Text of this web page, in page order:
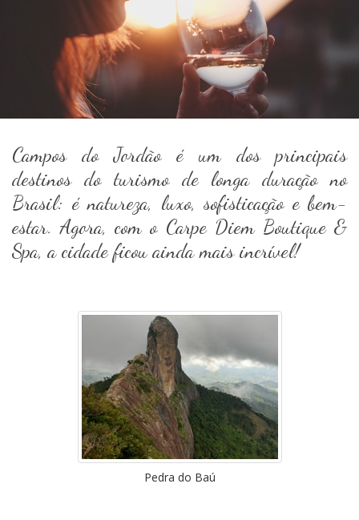
Campos do Jordão é um dos principais
destinos do turismo de longa duração no
Brasil: é natureza, luxo, sofisticação e bem-
estar. Agora, com o Carpe Diem Boutique &
Spa, a cidade ficou ainda mais incrível!
Pedra do Baú